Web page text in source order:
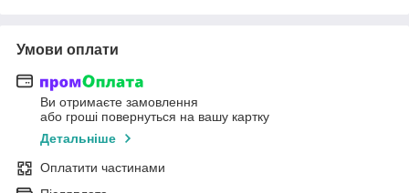
Умови оплати
Ви отримаєте замовлення
або гроші повернуться на вашу картку
Детальніше
Оплатити частинами